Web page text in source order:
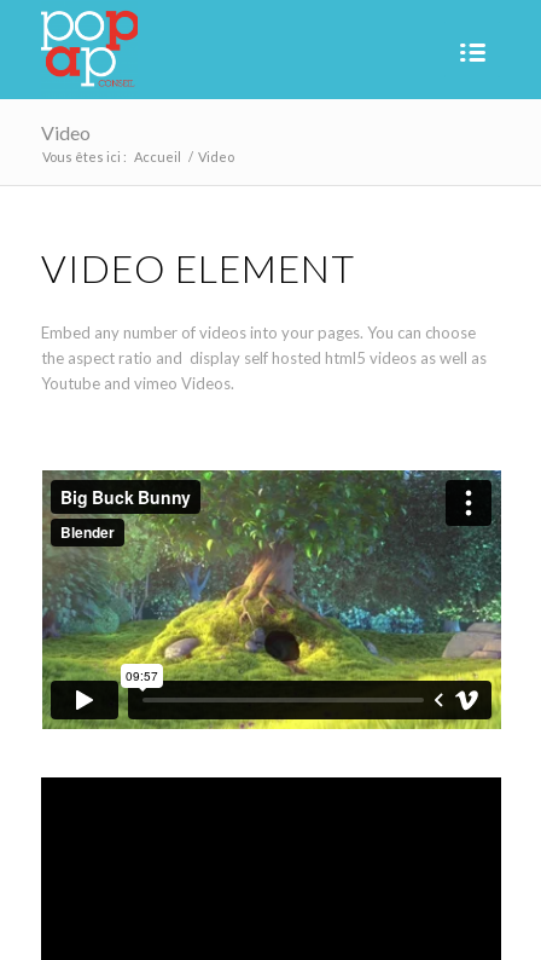
Video
Vous êtes ici : Accueil / Video
VIDEO ELEMENT
Embed any number of videos into your pages. You can choose
the aspect ratio and display self hosted html5 videos as well as
Youtube and vimeo Videos.